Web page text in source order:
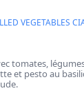
VEGETABLES
tomates,
et pesto au